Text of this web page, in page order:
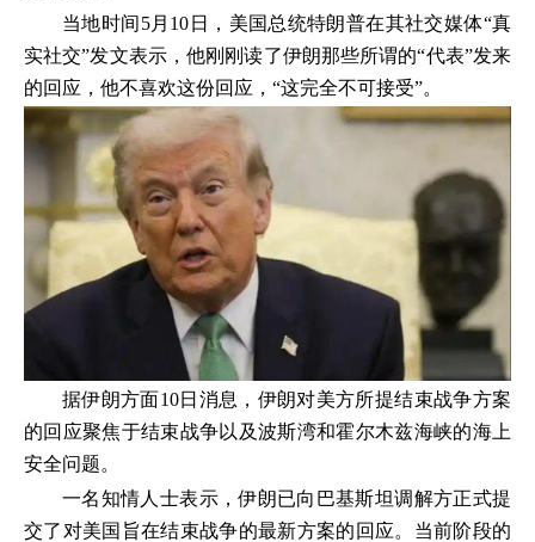
当地时间5月10日，美国总统特朗普在其社交媒体“真
实社交”发文表示，他刚刚读了伊朗那些所谓的“代表”发来
的回应，他不喜欢这份回应，“这完全不可接受”。
据伊朗方面10日消息，伊朗对美方所提结束战争方案
的回应聚焦于结束战争以及波斯湾和霍尔木兹海峡的海上
安全问题。
一名知情人士表示，伊朗已向巴基斯坦调解方正式提
交了对美国旨在结束战争的最新方案的回应。当前阶段的